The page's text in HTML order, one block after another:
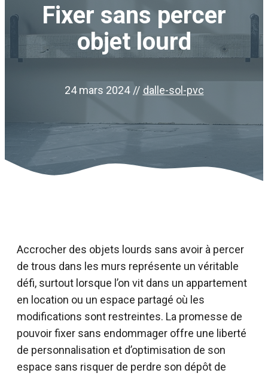
Fixer sans percer
objet lourd
24 mars 2024 // dalle-sol-pvc
Accrocher des objets lourds sans avoir à percer
de trous dans les murs représente un véritable
défi, surtout lorsque l’on vit dans un appartement
en location ou un espace partagé où les
modifications sont restreintes. La promesse de
pouvoir fixer sans endommager offre une liberté
de personnalisation et d’optimisation de son
espace sans risquer de perdre son dépôt de